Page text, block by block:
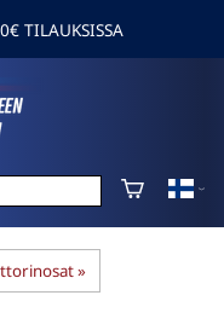
TILAUKSISSA
‪»